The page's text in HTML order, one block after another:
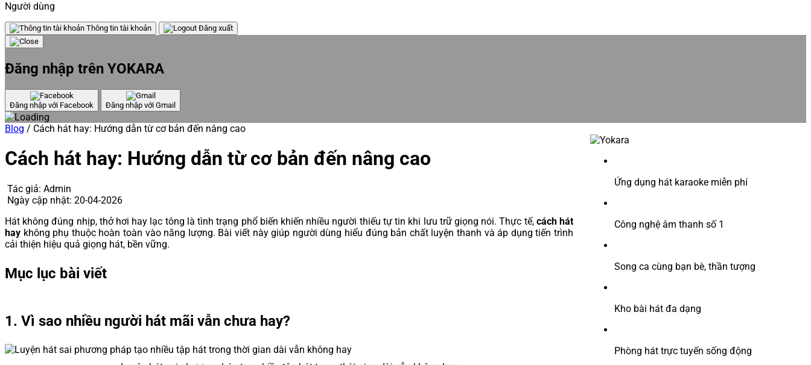
Người dùng
Thông tin tài khoản Đăng xuất
Đăng nhập trên YOKARA
Đăng nhập với Facebook Đăng nhập với Gmail
Blog / Cách hát hay: Hướng dẫn từ cơ bản đến nâng cao
Cách hát hay: Hướng dẫn từ cơ bản đến nâng cao
Tác giả: Admin
Ngày cập nhật: 20-04-2026
Hát không đúng nhịp, thở hơi hay lạc tông là tình trạng phổ biến khiến nhiều người thiếu tự tin khi lưu trữ giọng nói. Thực tế, cách hát
hay không phụ thuộc hoàn toàn vào năng lượng. Bài viết này giúp người dùng hiểu đúng bản chất luyện thanh và áp dụng tiến trình
cải thiện hiệu quả giọng hát, bền vững.
Mục lục bài viết
2. Nguyên tắc cốt lõi trong cách hát hay hơn
3. Hướng dẫn hát hay từ cơ bản cho người mới
1. Vì sao nhiều người hát mãi vẫn chưa hay?
Ứng dụng hát karaoke miễn phí
Công nghệ âm thanh số 1
Song ca cùng bạn bè, thần tượng
Kho bài hát đa dạng
Phòng hát trực tuyến sống động